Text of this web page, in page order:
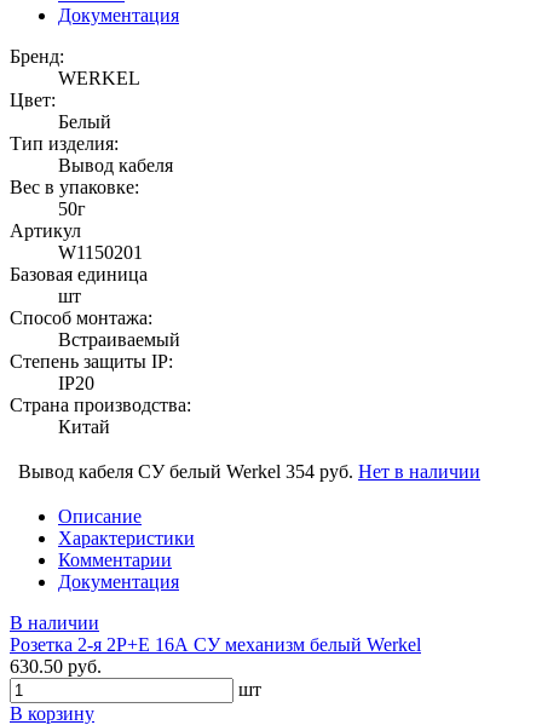
Документация
Бренд:
WERKEL
Цвет:
Белый
Тип изделия:
Вывод кабеля
Вес в упаковке:
50г
Артикул
W1150201
Базовая единица
шт
Способ монтажа:
Встраиваемый
Степень защиты IP:
IP20
Страна производства:
Китай
Вывод кабеля СУ белый Werkel 354 руб. Нет в наличии
Описание
Характеристики
Комментарии
Документация
В наличии
Розетка 2-я 2P+E 16А СУ механизм белый Werkel
630.50 руб.
шт
В корзину